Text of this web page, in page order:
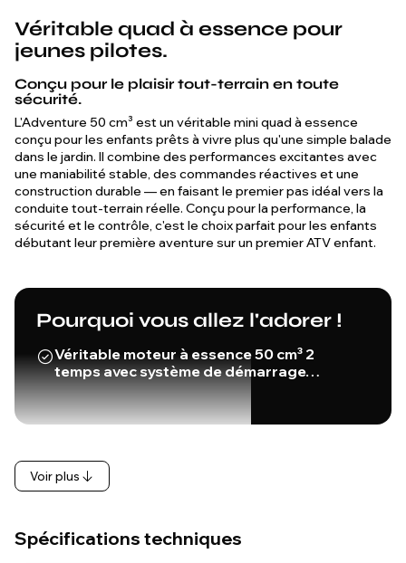
Véritable quad à essence pour
jeunes pilotes.
Conçu pour le plaisir tout-terrain en toute
sécurité.
L'Adventure 50 cm³ est un véritable mini quad à essence
conçu pour les enfants prêts à vivre plus qu'une simple balade
dans le jardin. Il combine des performances excitantes avec
une maniabilité stable, des commandes réactives et une
construction durable — en faisant le premier pas idéal vers la
conduite tout-terrain réelle. Conçu pour la performance, la
sécurité et le contrôle, c'est le choix parfait pour les enfants
débutant leur première aventure sur un premier ATV enfant.
Pourquoi vous allez l'adorer !
Véritable moteur à essence 50 cm³ 2
temps avec système de démarrage…
Voir plus
Spécifications techniques